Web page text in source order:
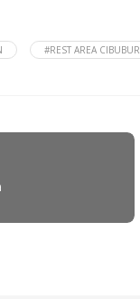
#REST AREA CIBUBUR